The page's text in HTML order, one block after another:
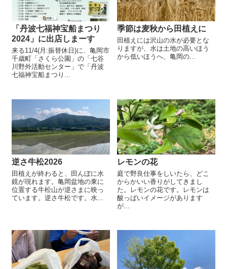
「丹波七福神宝船まつり
2024」に出店しまーす
来る11/4(月:振替休日)に、亀岡市
千歳町「さくら公園」の「七谷
川野外活動センター」で「丹波
七福神宝船まつり...
季節は麦秋から田植えに
田植えには沢山の水が必要とな
りますが、水は土地の高いほう
から低いほうへ、亀岡の...
逆さ牛松2026
田植えが終わると、田んぼに水
鏡が現れます。亀岡盆地の東に
位置する牛松山が逆さまに映っ
ています。逆さ牛松です。水...
レモンの花
庭で野良仕事をしいたら、どこ
からかいい香りがしてきまし
た。レモンの花です。レモンは
酸っぱいイメージがあります
が...